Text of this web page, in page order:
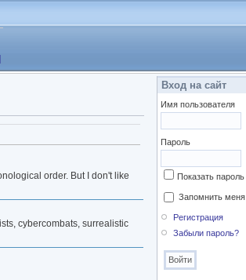
order. But I don't like
cybercombats, surrealistic
Вход на сайт
Имя пользователя
Пароль
Показать пароль
Запомнить меня
Регистрация
Забыли пароль?